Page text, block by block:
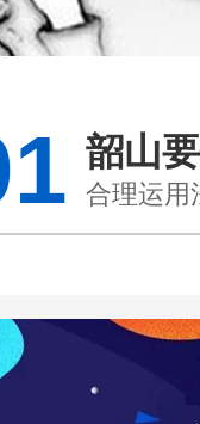
韶山
合理运用